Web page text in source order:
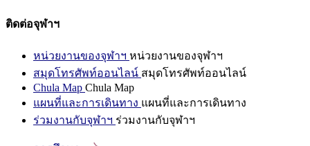
ติดต่อจุฬาฯ
หน่วยงานของจุฬาฯ หน่วยงานของจุฬาฯ
สมุดโทรศัพท์ออนไลน์ สมุดโทรศัพท์ออนไลน์
Chula Map Chula Map
แผนที่และการเดินทาง แผนที่และการเดินทาง
ร่วมงานกับจุฬาฯ ร่วมงานกับจุฬาฯ